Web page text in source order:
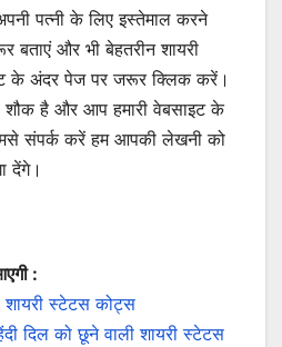
पत्नी के लिए इस्तेमाल करने
और भी बेहतरीन शायरी
के अंदर पेज पर जरूर क्लिक करें।
है और आप हमारी वेबसाइट के
संपर्क करें हम आपकी लेखनी को
देंगे।
:
शायरी स्टेटस कोट्स
दिल को छूने वाली शायरी स्टेटस